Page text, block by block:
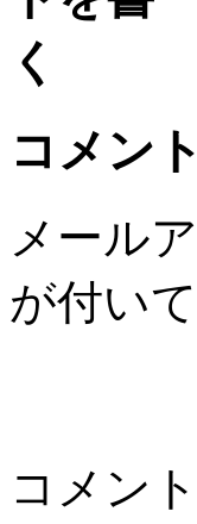
コメン
メール
が付い
コメント